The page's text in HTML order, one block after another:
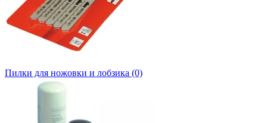
Пилки для ножовки и лобзика (0)